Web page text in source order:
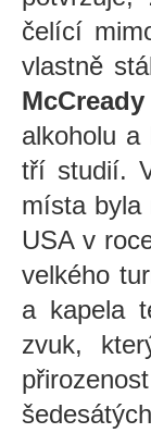
čelící
vlastně
McCready
alkoholu a
tří studií.
místa byla
USA v
velkého
a kapela
zvuk,